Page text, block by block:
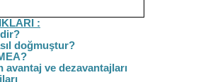
:
doğmuştur?
avantaj ve dezavantajları